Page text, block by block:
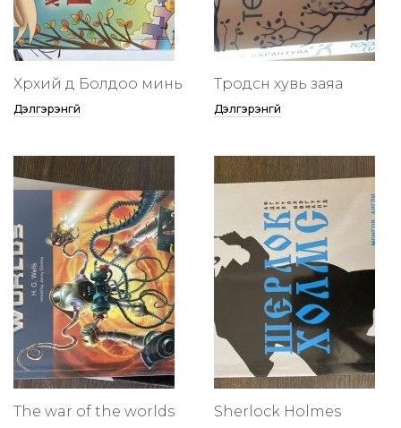
Хөөрхий дөө Болдоо минь
Дэлгэрэнгүй
Төөрөодсөн хувь заяа
Дэлгэрэнгүй
The war of the worlds Sherlock Holmes